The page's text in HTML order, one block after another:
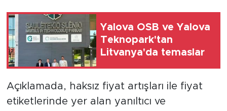
Yalova OSB ve Yalova
Teknopark'tan
Litvanya'da temaslar
Açıklamada, haksız fiyat artışları ile fiyat
etiketlerinde yer alan yanıltıcı ve